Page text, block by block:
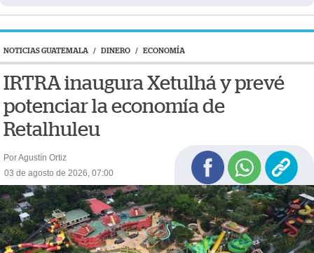
NOTICIAS GUATEMALA / DINERO / ECONOMÍA
IRTRA inaugura Xetulhá y prevé
potenciar la economía de
Retalhuleu
Por Agustín Ortiz
03 de agosto de 2026, 07:00